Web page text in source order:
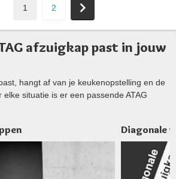
1 2
afzuigkap past in jouw
hangt af van je keukenopstelling en de
elke situatie is er een passende ATAG
Diagonale